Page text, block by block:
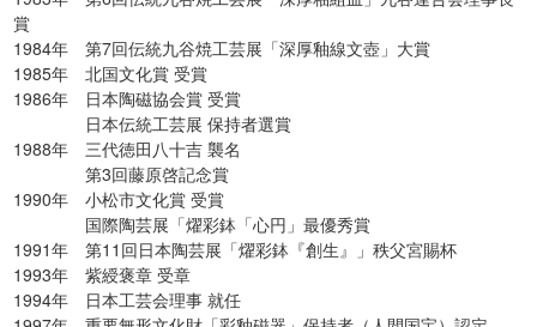
賞
1984年 第7回伝統九谷焼工芸展「深厚釉線文壺」大賞
1985年 北国文化賞 受賞
1986年 日本陶磁協会賞 受賞
日本伝統工芸展 保持者選賞
1988年 三代徳田八十吉 襲名
第3回藤原啓記念賞
1990年 小松市文化賞 受賞
国際陶芸展「燿彩鉢「心円」最優秀賞
1991年 第11回日本陶芸展「燿彩鉢『創生』」秩父宮賜杯
1993年 紫綬褒章 受章
1994年 日本工芸会理事 就任